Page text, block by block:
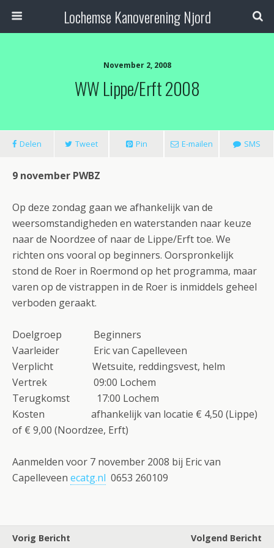
Lochemse Kanoverening Njord
November 2, 2008
WW Lippe/Erft 2008
Delen Tweet Pin E-mailen SMS
9 november PWBZ
Op deze zondag gaan we afhankelijk van de
weersomstandigheden en waterstanden naar keuze
naar de Noordzee of naar de Lippe/Erft toe. We
richten ons vooral op beginners. Oorspronkelijk
stond de Roer in Roermond op het programma, maar
varen op de vistrappen in de Roer is inmiddels geheel
verboden geraakt.
Doelgroep Beginners
Vaarleider Eric van Capelleveen
Verplicht Wetsuite, reddingsvest, helm
Vertrek 09:00 Lochem
Terugkomst 17:00 Lochem
Kosten afhankelijk van locatie € 4,50 (Lippe)
of € 9,00 (Noordzee, Erft)
Aanmelden voor 7 november 2008 bij Eric van
Capelleveen ecatg.nl 0653 260109
Vorig Bericht Volgend Bericht